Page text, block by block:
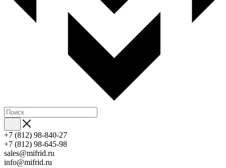
+7 (812) 98-840-27
+7 (812) 98-645-98
sales@mifrid.ru
info@mifrid.ru